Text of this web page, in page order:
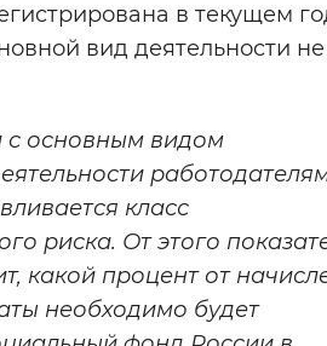
Звуковой ассистент
стандартные настройки
в текущем
вид деятельности не
с основным видом
класс
риска. От этого
какой процент от
необходимо будет